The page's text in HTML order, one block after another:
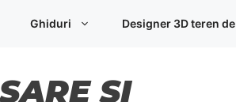
Ghiduri Designer 3D teren
ȘI